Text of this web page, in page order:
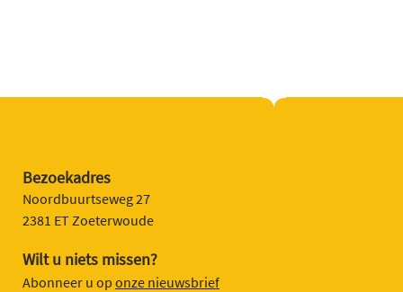
Bezoekadres
Noordbuurtseweg 27
2381 ET Zoeterwoude
Wilt u niets missen?
Abonneer u op onze nieuwsbrief